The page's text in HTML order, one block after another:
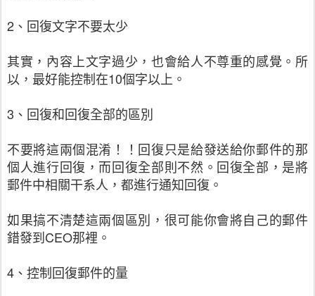
2、回復文字不要太少
其實，內容上文字過少，也會給人不尊重的感覺。所
以，最好能控制在10個字以上。
3、回復和回復全部的區別
不要將這兩個混淆！！回復只是給發送給你郵件的那
個人進行回復，而回復全部則不然。回復全部，是將
郵件中相關干系人，都進行通知回復。
如果搞不清楚這兩個區別，很可能你會將自己的郵件
錯發到CEO那裡。
4、控制回復郵件的量